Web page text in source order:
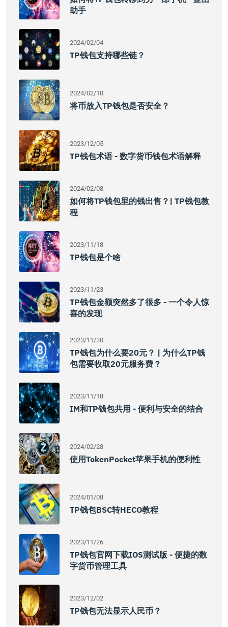
助手
2024/02/04
TP钱包支持哪些链？
2024/02/10
将币放入TP钱包是否安全？
2023/12/05
TP钱包术语 - 数字货币钱包术语解释
2024/02/08
如何将TP钱包里的钱出售？| TP钱包教
程
2023/11/18
TP钱包是个啥
2023/11/23
TP钱包金额突然多了很多 - 一个令人惊
喜的发现
2023/11/20
TP钱包为什么要20元？ | 为什么TP钱
包需要收取20元服务费？
2023/11/18
IM和TP钱包共用 - 便利与安全的结合
2024/02/28
使用TokenPocket苹果手机的便利性
2024/01/08
TP钱包BSC转HECO教程
2023/11/26
TP钱包官网下载IOS测试版 - 便捷的数
字货币管理工具
2023/12/02
TP钱包无法显示人民币？